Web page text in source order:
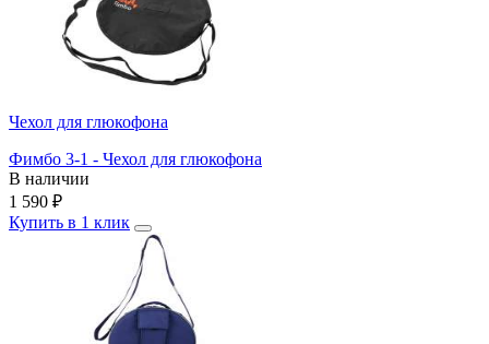
Чехол для глюкофона
Фимбо 3-1 - Чехол для глюкофона
В наличии
1 590 ₽
Купить в 1 клик